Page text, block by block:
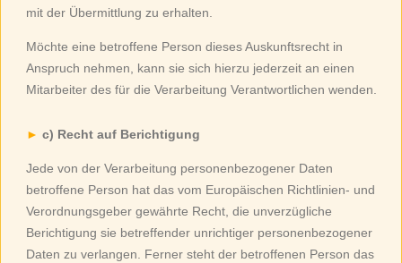
mit der Übermittlung zu erhalten.
Möchte eine betroffene Person dieses Auskunftsrecht in
Anspruch nehmen, kann sie sich hierzu jederzeit an einen
Mitarbeiter des für die Verarbeitung Verantwortlichen wenden.
c) Recht auf Berichtigung
Jede von der Verarbeitung personenbezogener Daten
betroffene Person hat das vom Europäischen Richtlinien- und
Verordnungsgeber gewährte Recht, die unverzügliche
Berichtigung sie betreffender unrichtiger personenbezogener
Daten zu verlangen. Ferner steht der betroffenen Person das